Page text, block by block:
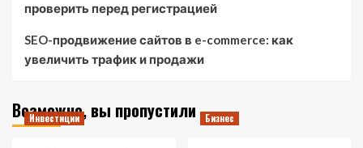
проверить перед регистрацией
SEO-продвижение сайтов в e-commerce: как
увеличить трафик и продажи
Возможно, вы пропустили
Инвестиции Бизнес